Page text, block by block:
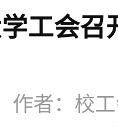
工会召
作者：校